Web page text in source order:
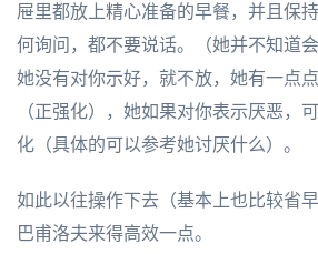
屉里都放上精心准备的早餐，并且保
何询问，都不要说话。（她并不知道
她没有对你示好，就不放，她有一点
（正强化），她如果对你表示厌恶，
化（具体的可以参考她讨厌什么）。
如此以往操作下去（基本上也比较省
巴甫洛夫来得高效一点。